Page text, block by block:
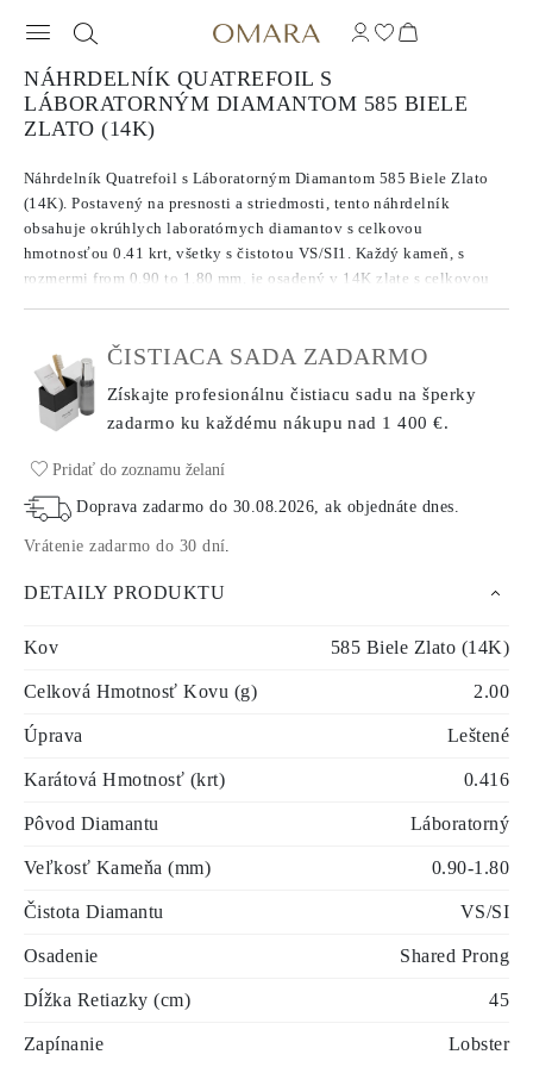
NÁHRDELNÍK QUATREFOIL S
LÁBORATORNÝM DIAMANTOM 585 BIELE
ZLATO (14K)
Náhrdelník Quatrefoil s Láboratorným Diamantom 585 Biele Zlato
(14K). Postavený na presnosti a striedmosti, tento náhrdelník
obsahuje okrúhlych laboratórnych diamantov s celkovou
hmotnosťou 0.41 krt, všetky s čistotou VS/SI1. Každý kameň, s
rozmermi from 0.90 to 1.80 mm, je osadený v 14K zlate s celkovou
každodennom nosení.ČISTIACA SADA ZADARMO
Získajte profesionálnu čistiacu sadu na šperky
zadarmo ku každému nákupunad 1 400 €.
Pridať do zoznamu želaní
Doprava zadarmo do 30.08.2026, ak objednáte dnes.
Vrátenie zadarmo do 30 dní.
DETAILY PRODUKTU
Kov 585 Biele Zlato (14K)
Celková Hmotnosť Kovu (g) 2.00
Úprava Leštené
Karátová Hmotnosť (krt) 0.416
Pôvod Diamantu Láboratorný
Veľkosť Kameňa (mm) 0.90-1.80
Čistota Diamantu VS/SI
Osadenie Shared Prong
Dĺžka Retiazky (cm) 45
Zapínanie Lobster